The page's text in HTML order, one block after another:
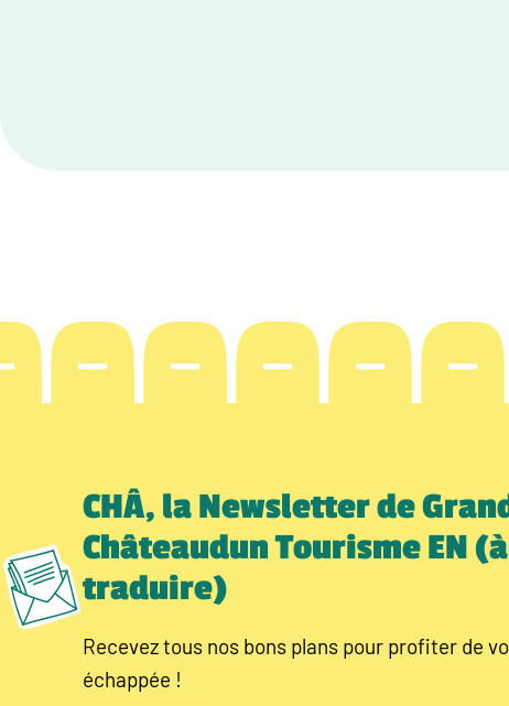
CHÂ, la Newsletter de
Châteaudun Tourisme EN (à
traduire)
Recevez tous nos bons plans pour profiter de
échappée !